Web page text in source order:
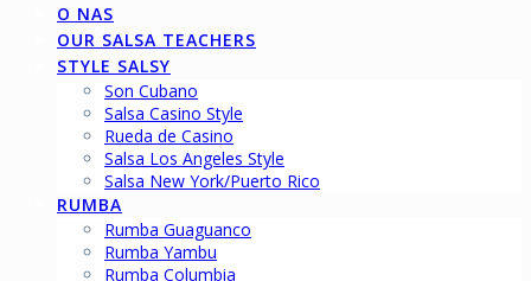
O NAS
OUR SALSA TEACHERS
STYLE SALSY
Son Cubano
Salsa Casino Style
Rueda de Casino
Salsa Los Angeles Style
Salsa New York/Puerto Rico
RUMBA
Rumba Guaguanco
Rumba Yambu
Rumba Columbia